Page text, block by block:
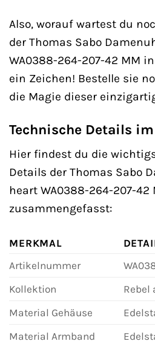
Also, worauf wartest du
der Thomas Sabo
WA0388-264-207-42 MM
ein Zeichen! Bestelle sie
die Magie dieser
Technische Details
Hier findest du die
Details der Thomas Sabo
heart WA0388-264-207-
zusammengefasst:
MERKMAL
Artikelnummer
Kollektion
Rebel
Material Gehäuse
Material Armband